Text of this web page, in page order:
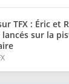
TFX : Éric et
sur la